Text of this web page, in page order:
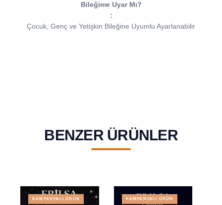
Bileğime Uyar Mı?
:
Çocuk, Genç ve Yetişkin Bileğine Uyumlu Ayarlanabilir
BENZER ÜRÜNLER
KAMPANYALI ÜRÜN KAMPANYALI ÜRÜN